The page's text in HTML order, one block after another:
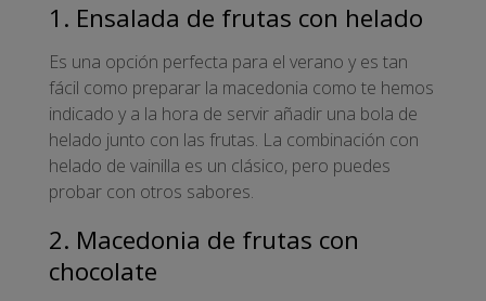
1. Ensalada de frutas con helado
Es una opción perfecta para el verano y es tan
fácil como preparar la macedonia como te hemos
indicado y a la hora de servir añadir una bola de
helado junto con las frutas. La combinación con
helado de vainilla es un clásico, pero puedes
probar con otros sabores.
2. Macedonia de frutas con
chocolate